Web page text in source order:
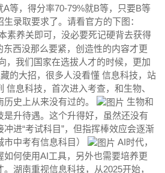
等，得分率70-79%就B等，只要B等
录取要求了。请看官方的下图：
素养关即可，没必要死记硬背去获得
西没那么要紧，创造性的内容才更
，我们国家在选拔人才的时候，更加
的大招，很多人没看懂 信息科技，站
信息科技，首次进入考查，和生物、
史上从来没有过的。
生物和
是升待遇。这个升得好，虽然还没有
进“考试科目”，但指挥棒效应会逐渐
中考有信息科目）
AI时代，
如何使用AI工具，另外也需要培养更
湖南重视信息科技，从2025开始，